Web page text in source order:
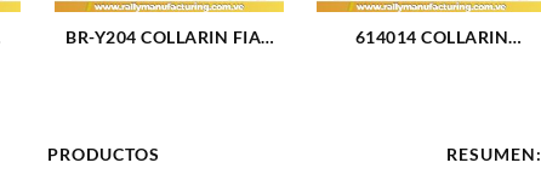
BR-Y204 COLLARIN FIAT
614014 COLLARIN
PRODUCTOS RESUMEN: